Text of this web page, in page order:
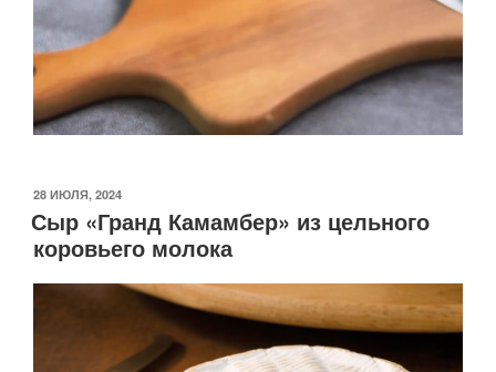
ОПУБЛИКОВАНО
28 ИЮЛЯ, 2024
Сыр «Гранд Камамбер» из цельного
коровьего молока